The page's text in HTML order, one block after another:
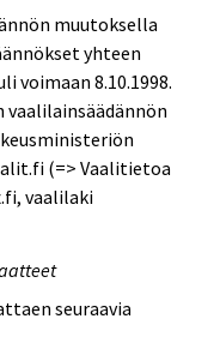
muutoksella
yhteen
voimaan 8.10.1998.
(=> Vaalitietoa
vaalilaki
seuraavia